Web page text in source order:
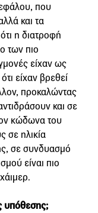
που
και τα
η διατροφή
των πιο
είχαν ως
είχαν βρεθεί
προκαλώντας
και σε
κώδωνα του
σε ηλικία
σε συνδυασμό
είναι πιο
υπόθεσης;